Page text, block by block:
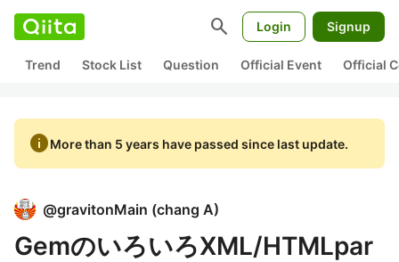
search Login Signup
Trend Stock List Question Official Event Official
infoMore than 5 years have passed since last update.
@gravitonMain (chang A)
GemのいろいろXML/HTMLpar